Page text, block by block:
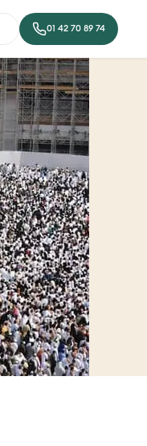
01 42 70 89 74